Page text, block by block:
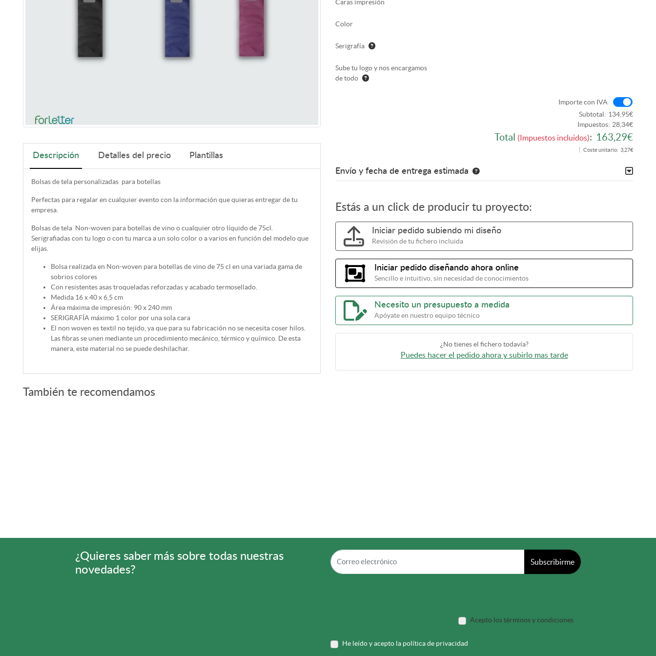
Descripción Detalles del precio Plantillas
Bolsas de tela personalizadas para botellas
Perfectas para regalar en cualquier evento con la información que quieras entregar de tu
empresa.
Bolsas de tela Non-woven para botellas de vino o cualquier otro líquido de 75cl.
Serigrafiadas con tu logo o con tu marca a un solo color o a varios en función del modelo que
elijas.
Bolsa realizada en Non-woven para botellas de vino de 75 cl en una variada gama de
sobrios colores
Con resistentes asas troqueladas reforzadas y acabado termosellado.
Medida 16 x 40 x 6,5 cm
Área máxima de impresión: 90 x 240 mm
SERIGRAFÍA máximo 1 color por una sola cara
El non woven es textil no tejido, ya que para su fabricación no se necesita coser hilos.
Las fibras se unen mediante un procedimiento mecánico, térmico y químico. De esta
manera, este material no se puede deshilachar.
Caras impresión
Color
Serigrafía
Sube tu logo y nos encargamos
de todo
Importe con IVA
Subtotal: 134,95€
Impuestos: 28,34€
Total (Impuestos incluidos): 163,29€
Coste unitario: 3,27€
Envío y fecha de entrega estimada
Estás a un click de producir tu proyecto:
Iniciar pedido subiendo mi diseño
Revisión de tu fichero incluida
Iniciar pedido diseñando ahora online
Sencillo e intuitivo, sin necesidad de conocimientos
Necesito un presupuesto a medida
Apóyate en nuestro equipo técnico
¿No tienes el fichero todavía?
Puedes hacer el pedido ahora y subirlo mas tarde
También te recomendamos
¿Quieres saber más sobre todas nuestras
novedades?
Subscribirme
Acepto los términos y condiciones
He leído y acepto la política de privacidad